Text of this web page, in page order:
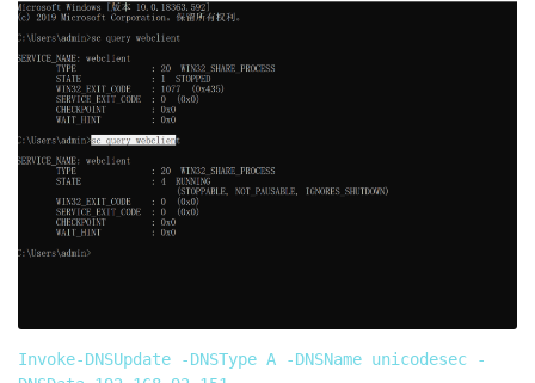
Invoke-DNSUpdate -DNSType A -DNSName unicodesec -